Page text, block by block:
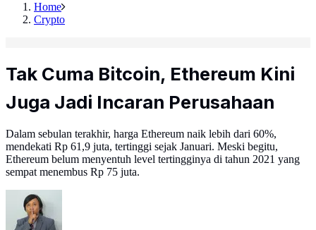
Home
Crypto
Tak Cuma Bitcoin, Ethereum Kini
Juga Jadi Incaran Perusahaan
Dalam sebulan terakhir, harga Ethereum naik lebih dari 60%,
mendekati Rp 61,9 juta, tertinggi sejak Januari. Meski begitu,
Ethereum belum menyentuh level tertingginya di tahun 2021 yang
sempat menembus Rp 75 juta.